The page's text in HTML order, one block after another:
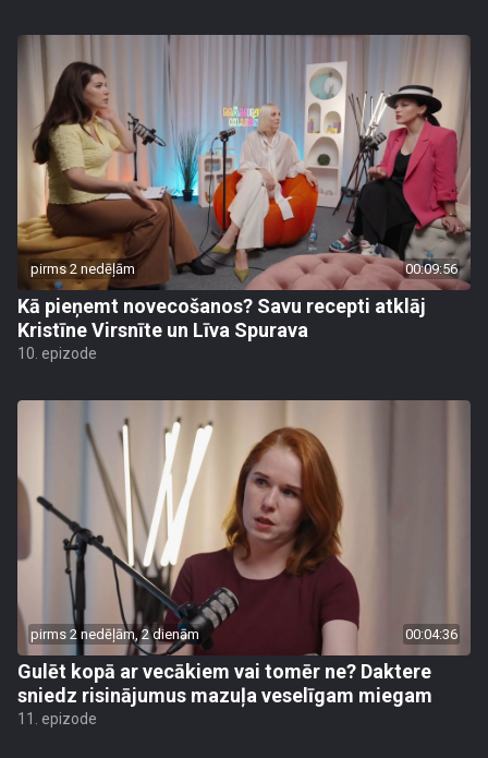
pirms 2 nedēļām 00:09:56
Kā pieņemt novecošanos? Savu recepti atklāj
Kristīne Virsnīte un Līva Spurava
10. epizode
pirms 2 nedēļām, 2 dienām 00:04:36
Gulēt kopā ar vecākiem vai tomēr ne? Daktere
sniedz risinājumus mazuļa veselīgam miegam
11. epizode